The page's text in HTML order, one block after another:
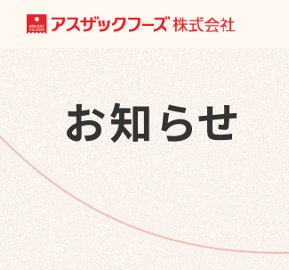
お知らせ